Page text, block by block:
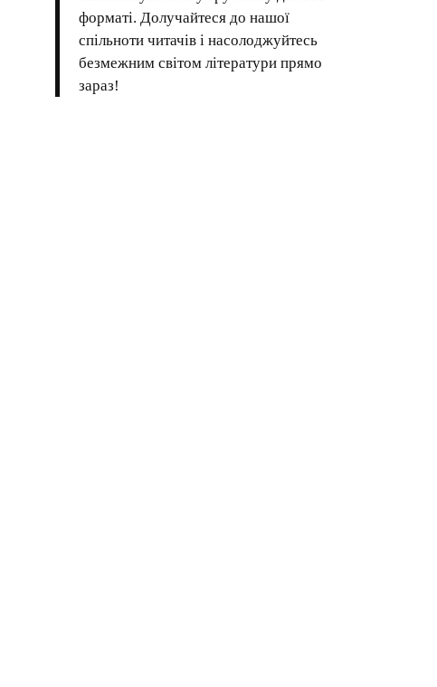
форматі. Долучайтеся до нашої
спільноти читачів і насолоджуйтесь
безмежним світом літератури прямо
зараз!